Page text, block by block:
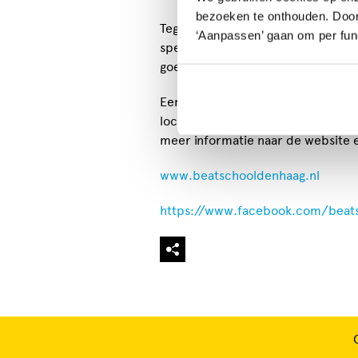
bezoeken te onthouden.
‘Aanpassen’ gaan om per
Tegelijkertijd leer je drumnotaties
spelen, wordt er gelet op sound
goede drummer te worden!
Een drumles duurt 30 minuten.
locatie van de lessen is het
meer informatie naar de website
www.beatschooldenhaag.nl
https://www.facebook.com/